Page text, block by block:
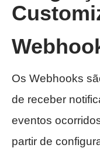
Os Webhooks
de receber
eventos
partir de